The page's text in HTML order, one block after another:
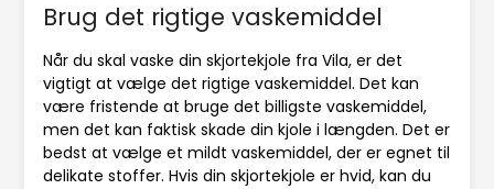
Brug det rigtige vaskemiddel
Når du skal vaske din skjortekjole fra Vila, er det
vigtigt at vælge det rigtige vaskemiddel. Det kan
være fristende at bruge det billigste vaskemiddel,
men det kan faktisk skade din kjole i længden. Det er
bedst at vælge et mildt vaskemiddel, der er egnet til
delikate stoffer. Hvis din skjortekjole er hvid, kan du